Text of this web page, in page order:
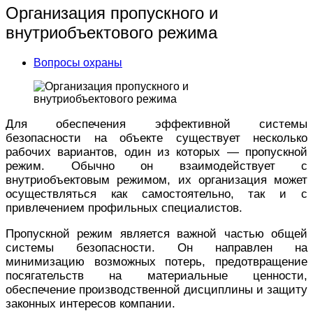
Организация пропускного и
внутриобъектового режима
Вопросы охраны
Для обеспечения эффективной системы
безопасности на объекте существует несколько
рабочих вариантов, один из которых — пропускной
режим. Обычно он взаимодействует с
внутриобъектовым режимом, их организация может
осуществляться как самостоятельно, так и с
привлечением профильных специалистов.
Пропускной режим является важной частью общей
системы безопасности. Он направлен на
минимизацию возможных потерь, предотвращение
посягательств на материальные ценности,
обеспечение производственной дисциплины и защиту
законных интересов компании.